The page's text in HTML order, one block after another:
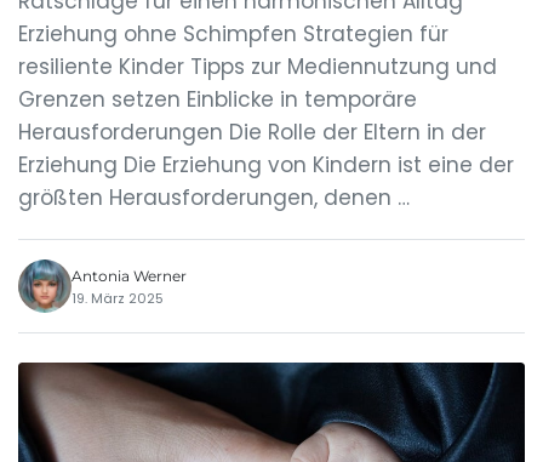
Erziehung ohne Schimpfen Strategien für
resiliente Kinder Tipps zur Mediennutzung und
Grenzen setzen Einblicke in temporäre
Herausforderungen Die Rolle der Eltern in der
Erziehung Die Erziehung von Kindern ist eine der
größten Herausforderungen, denen …
Antonia Werner
19. März 2025